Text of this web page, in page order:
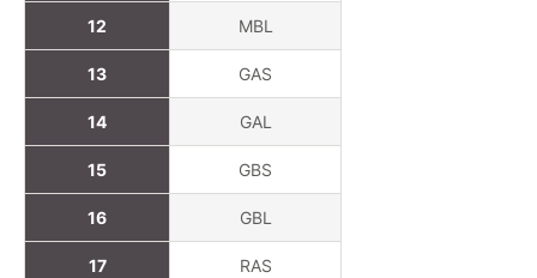
12
13
14
15
16
17
MBL
GAS
GAL
GBS
GBL
RAS